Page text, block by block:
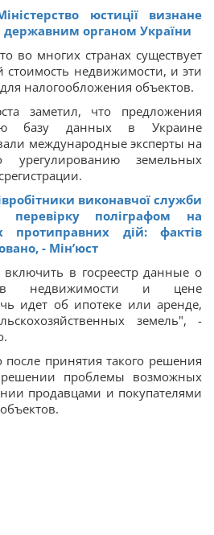
юстиції визнане
органом України
во многих странах существует
стоимость недвижимости, и эти
налогообложения объектов.
заметил, что предложения
базу данных в Украине
международные эксперты на
земельных
виконавчої служби
перевірку поліграфом на
дій: фактів
- Мін’юст
включить в госреестр данные о
недвижимости и цене
идет об ипотеке или аренде,
земель", -
принятия такого решения
проблемы возможных
продавцами и покупателями